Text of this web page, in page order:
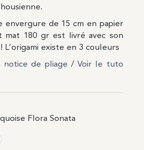
envergure de 15 cm en papier
mat 180 gr est livré avec son
L’origami existe en 3 couleurs
notice de pliage /Voir le tuto
Flora Sonata
Sonata
Sonata
Flora Sonata